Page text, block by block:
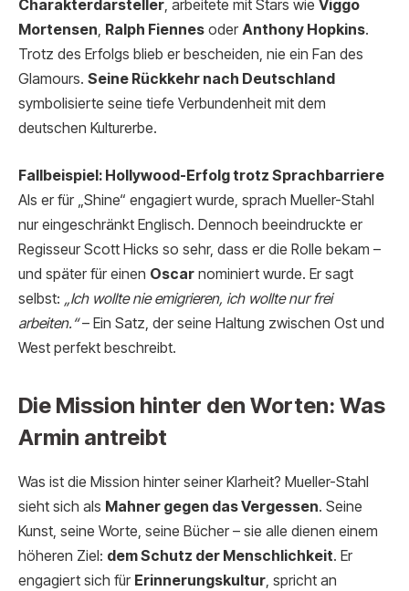
Charakterdarsteller, arbeitete mit Stars wie Viggo
Mortensen, Ralph Fiennes oder Anthony Hopkins.
Trotz des Erfolgs blieb er bescheiden, nie ein Fan des
Glamours. Seine Rückkehr nach Deutschland
symbolisierte seine tiefe Verbundenheit mit dem
deutschen Kulturerbe.
Fallbeispiel: Hollywood-Erfolg trotz Sprachbarriere
Als er für „Shine“ engagiert wurde, sprach Mueller-Stahl
nur eingeschränkt Englisch. Dennoch beeindruckte er
Regisseur Scott Hicks so sehr, dass er die Rolle bekam –
und später für einen Oscar nominiert wurde. Er sagt
selbst: „Ich wollte nie emigrieren, ich wollte nur frei
arbeiten.“– Ein Satz, der seine Haltung zwischen Ost und
West perfekt beschreibt.
Die Mission hinter den Worten: Was
Armin antreibt
Was ist die Mission hinter seiner Klarheit? Mueller-Stahl
sieht sich als Mahner gegen das Vergessen. Seine
Kunst, seine Worte, seine Bücher – sie alle dienen einem
höheren Ziel: dem Schutz der Menschlichkeit. Er
engagiert sich für Erinnerungskultur, spricht an